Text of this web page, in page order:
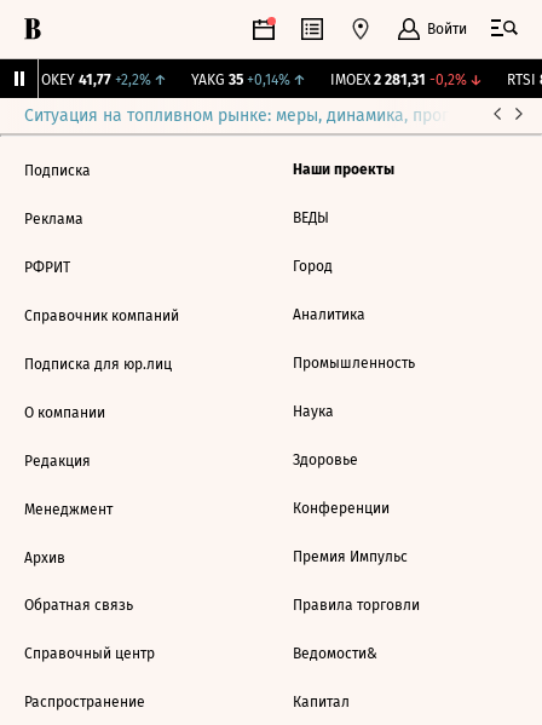
Войти
OKEY 41,77 +2,2%↑ YAKG 35 +0,14%↑ IMOEX 2 281,31 -0,2%↓ RTSI
Ситуация на топливном рынке: меры, динамика, прогнозы
Подписка
Реклама
РФРИТ
Справочник компаний
Подписка для юр.лиц
О компании
Редакция
Менеджмент
Архив
Обратная связь
Справочный центр
Распространение
Наши проекты
ВЕДЫ
Город
Аналитика
Промышленность
Наука
Здоровье
Конференции
Премия Импульс
Правила торговли
Ведомости&
Капитал